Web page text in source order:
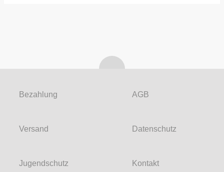
Bezahlung
Versand
AGB
Datenschutz
Jugendschutz Kontakt